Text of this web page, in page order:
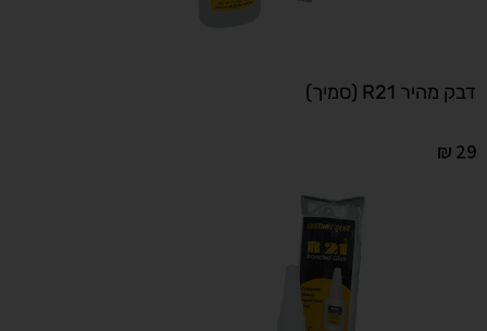
דבק מהיר R21 (סמיך)
₪ 29